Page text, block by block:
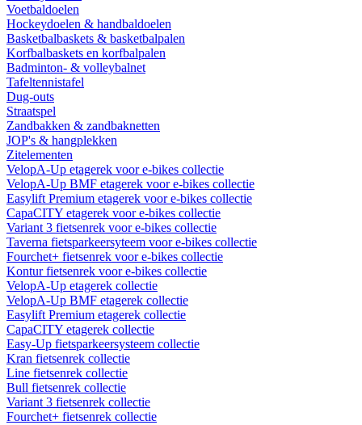
Voetbaldoelen
Hockeydoelen & handbaldoelen
Basketbalbaskets & basketbalpalen
Korfbalbaskets en korfbalpalen
Badminton- & volleybalnet
Tafeltennistafel
Dug-outs
Straatspel
Zandbakken & zandbaknetten
JOP's & hangplekken
Zitelementen
VelopA-Up etagerek voor e-bikes collectie
VelopA-Up BMF etagerek voor e-bikes collectie
Easylift Premium etagerek voor e-bikes collectie
CapaCITY etagerek voor e-bikes collectie
Variant 3 fietsenrek voor e-bikes collectie
Taverna fietsparkeersyteem voor e-bikes collectie
Fourchet+ fietsenrek voor e-bikes collectie
Kontur fietsenrek voor e-bikes collectie
VelopA-Up etagerek collectie
VelopA-Up BMF etagerek collectie
Easylift Premium etagerek collectie
CapaCITY etagerek collectie
Easy-Up fietsparkeersysteem collectie
Kran fietsenrek collectie
Line fietsenrek collectie
Bull fietsenrek collectie
Variant 3 fietsenrek collectie
Fourchet+ fietsenrek collectie